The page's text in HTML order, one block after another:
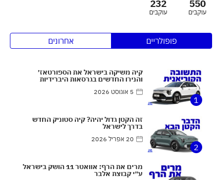
550
עוקבים
232
עוקבים
פופולריים אחרונים
1
קיה משיקה בישראל את הספורטאז׳
והנירו החדשים בגרסאות היברידיות
5 אוגוסט 2026
2
זה הקטן גדול יהיה? קיה סטוניק החדש
בדרך לישראל
20 אפריל 2026
מרים את הרף: אוואטר 11 הושק בישראל
ע״י קבוצת אלבר